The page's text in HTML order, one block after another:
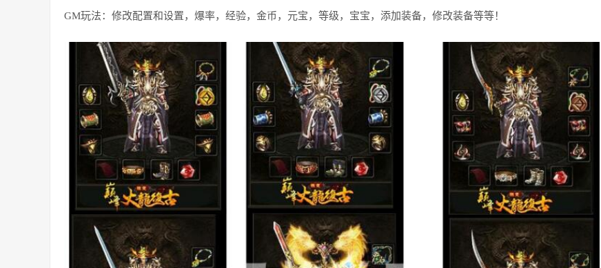
GM玩法：修改配置和设置，爆率，经验，金币，元宝，等级，宝宝，添加装备，修改装备等等！